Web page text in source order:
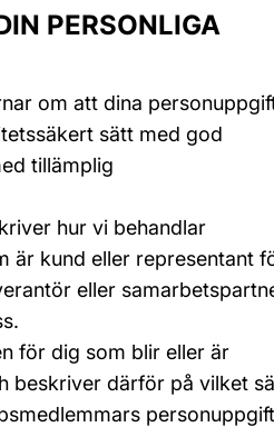
PERSONLIGA
om att dina
sätt med god
tillämplig
hur vi behandlar
är kund eller representant
eller
för dig som blir eller är
beskriver därför på vilket